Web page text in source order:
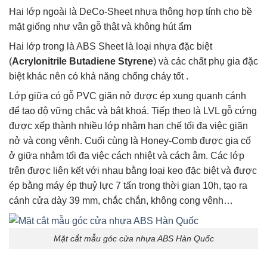
Hai lớp ngoài là DeCo-Sheet nhựa thông hợp tính cho bề
mặt giống như vân gỗ thật và không hút ẩm
Hai lớp trong là ABS Sheet là loại nhựa đặc biệt
(Acrylonitrile Butadiene Styrene) và các chất phụ gia đặc
biệt khác nên có khả năng chống cháy tốt .
Lớp giữa có gỗ PVC giãn nở được ép xung quanh cánh
để tạo độ vững chắc và bắt khoá. Tiếp theo là LVL gỗ cứng
được xếp thành nhiều lớp nhằm hạn chế tối đa việc giãn
nở và cong vênh. Cuối cùng là Honey-Comb được gia cố
ở giữa nhằm tối đa việc cách nhiệt và cách âm. Các lớp
trên được liên kết với nhau bằng loại keo đặc biệt và được
ép bằng máy ép thuỷ lực 7 tấn trong thời gian 10h, tạo ra
cánh cửa dày 39 mm, chắc chắn, không cong vênh…
Mặt cắt mẫu góc cửa nhựa ABS Hàn Quốc